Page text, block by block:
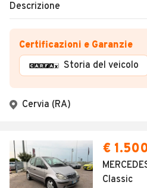
Descrizione
Certificazioni e Garanzie
Storia del veicolo
Cervia (RA)
€
Classic